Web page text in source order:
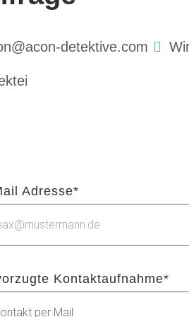
detektive.com
Adresse*
Kontaktaufnahme*